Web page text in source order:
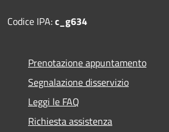
Codice IPA:c_g634
Prenotazione appuntamento
Segnalazione disservizio
Leggi le FAQ
Richiesta assistenza